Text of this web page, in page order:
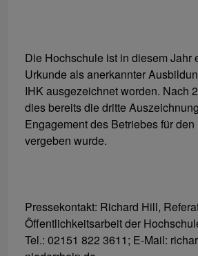
Die Hochschule ist in diesem Jahr
Urkunde als anerkannter
IHK ausgezeichnet worden. Nach
dies bereits die dritte
Engagement des Betriebes für
vergeben wurde.
Pressekontakt: Richard Hill,
Öffentlichkeitsarbeit der
Tel.: 02151 822 3611; E-Mail: